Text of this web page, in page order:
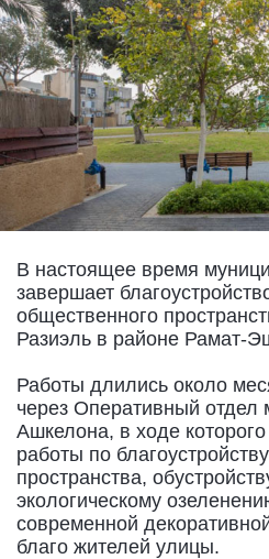
В настоящее время
завершает
общественного
Разиэль в районе Рамат-
Работы длились около
через Оперативный отдел
Ашкелона, в ходе
работы по
пространства,
экологическому
современной
благо жителей улицы.